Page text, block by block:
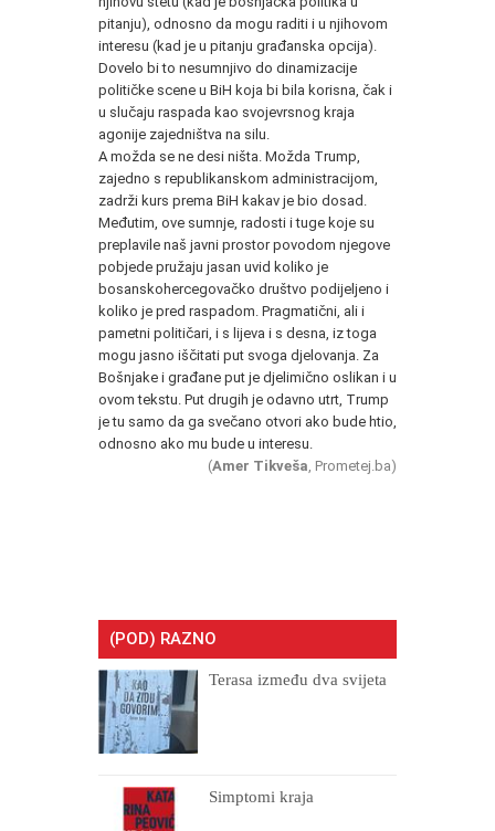
pitanju), odnosno da mogu raditi i u njihovom
interesu (kad je u pitanju građanska opcija).
Dovelo bi to nesumnjivo do dinamizacije
političke scene u BiH koja bi bila korisna, čak i
u slučaju raspada kao svojevrsnog kraja
agonije zajedništva na silu.
A možda se ne desi ništa. Možda Trump,
zajedno s republikanskom administracijom,
zadrži kurs prema BiH kakav je bio dosad.
Međutim, ove sumnje, radosti i tuge koje su
preplavile naš javni prostor povodom njegove
pobjede pružaju jasan uvid koliko je
bosanskohercegovačko društvo podijeljeno i
koliko je pred raspadom. Pragmatični, ali i
pametni političari, i s lijeva i s desna, iz toga
mogu jasno iščitati put svoga djelovanja. Za
Bošnjake i građane put je djelimično oslikan i u
ovom tekstu. Put drugih je odavno utrt, Trump
je tu samo da ga svečano otvori ako bude htio,
odnosno ako mu bude u interesu.
(Amer Tikveša , Prometej.ba)
(POD) RAZNO
Terasa između dva svijeta
Simptomi kraja